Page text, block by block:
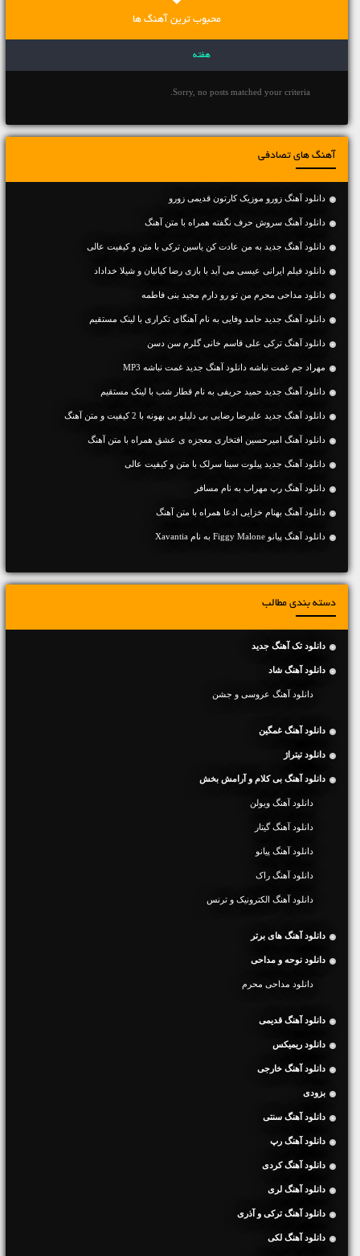
محبوب ترین آهنگ ها
هفته
Sorry, no posts matched your criteria.
آهنگ های تصادفی
دانلود آهنگ زورو موزیک کارتون قدیمی زورو
دانلود آهنگ سروش حرف نگفته همراه با متن آهنگ
دانلود آهنگ جديد به من عادت کن یاسین ترکی با متن و کیفیت عالی
دانلود فیلم ایرانی عیسی می آید با بازی رضا کیانیان و شیلا خداداد
دانلود مداحی محرم من تو رو دارم مجید بنی فاطمه
دانلود آهنگ جديد حامد وفایی به نام آهنگای تکراری با لینک مستقیم
دانلود آهنگ ترکی علی قاسم خانی گلرم سن دسن
مهراد جم غمت نباشه دانلود آهنگ جدید غمت نباشه MP3
دانلود آهنگ جديد حمید حریفی به نام قطار شب با لینک مستقیم
دانلود آهنگ جديد علیرضا رضایی بی دلیلو بی بهونه با 2 کیفیت و متن آهنگ
دانلود آهنگ امیرحسین افتخاری معجزه ی عشق همراه با متن آهنگ
دانلود آهنگ جديد پیلوت سینا سرلک با متن و کیفیت عالی
دانلود آهنگ رپ مهراب به نام مسافر
دانلود آهنگ بهنام خزایی ادعا همراه با متن آهنگ
دانلود آهنگ پیانو Figgy Malone به نام Xavantia
دسته بندی مطالب
دانلود تک آهنگ جدید
دانلود آهنگ شاد
دانلود آهنگ عروسی و جشن
دانلود آهنگ غمگین
دانلود تیتراژ
دانلود آهنگ بی کلام و آرامش بخش
دانلود آهنگ ویولن
دانلود آهنگ گیتار
دانلود آهنگ پیانو
دانلود آهنگ راک
دانلود آهنگ الکترونیک و ترنس
دانلود آهنگ های برتر
دانلود نوحه و مداحی
دانلود مداحی محرم
دانلود آهنگ قدیمی
دانلود ریمیکس
دانلود آهنگ خارجی
بزودی
دانلود آهنگ سنتی
دانلود آهنگ رپ
دانلود آهنگ کردی
دانلود آهنگ لری
دانلود آهنگ ترکی و آذری
دانلود آهنگ لکی